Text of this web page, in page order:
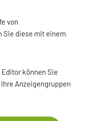
von
Sie diese mit einem
Editor können Sie
Anzeigengruppen